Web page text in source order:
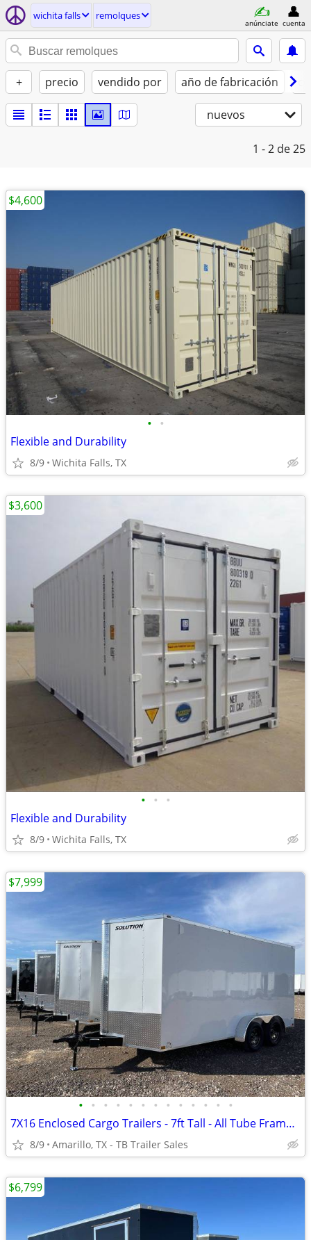
wichita falls remolques
anúnciate cuenta
+ precio vendido por año de fabricación
nuevos
1 - 2 de 25
• •
Flexible and Durability
8/9 Wichita Falls, TX
$4,600
• • •
Flexible and Durability
8/9 Wichita Falls, TX
$3,600
• • • • • • • • • • • • •
7X16 Enclosed Cargo Trailers - 7ft Tall - All Tube Frame - D Rings
8/9 Amarillo, TX - TB Trailer Sales
$7,999
$6,799